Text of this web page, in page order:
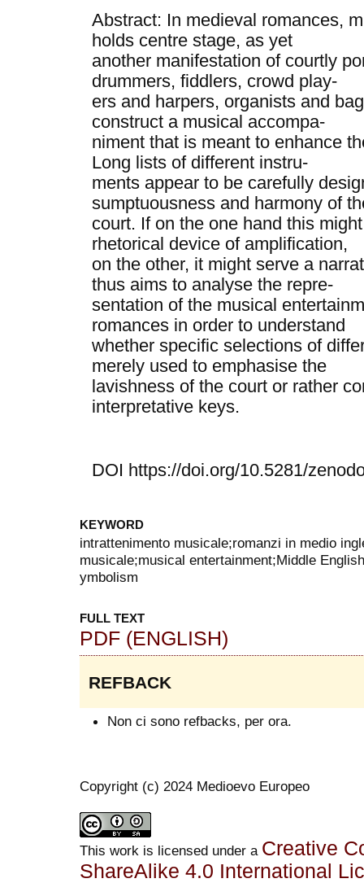
Abstract: In medieval romances,
holds centre stage, as yet
another manifestation of courtly
drummers, fiddlers, crowd play-
ers and harpers, organists and
construct a musical accompa-
niment that is meant to enhance
Long lists of different instru-
ments appear to be carefully
sumptuousness and harmony of
court. If on the one hand this
rhetorical device of amplification,
on the other, it might serve a
thus aims to analyse the repre-
sentation of the musical
romances in order to understand
whether specific selections of
merely used to emphasise the
lavishness of the court or rather
interpretative keys.
DOI https://doi.org/10.5281/
KEYWORD
intrattenimento musicale;romanzi in medio
musicale;musical entertainment;Middle
ymbolism
FULL TEXT
PDF (ENGLISH)
REFBACK
Non ci sono refbacks, per ora.
Copyright (c) 2024 Medioevo Europeo
This work is licensed under a Creative
ShareAlike 4.0 International